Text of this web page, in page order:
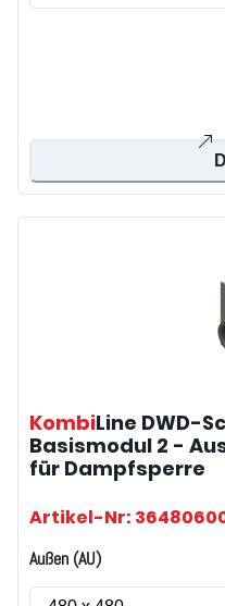
KombiLine DWD-
Basismodul 2 -
für Dampfsperre
Artikel-Nr:
Außen (AU)